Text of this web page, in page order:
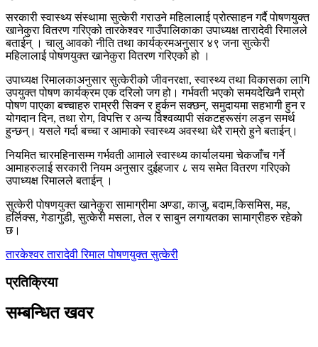
सरकारी स्वास्थ्य संस्थामा सुत्केरी गराउने महिलालाई प्रोत्साहन गर्दै पाेषणयुक्त
खानेकुरा वितरण गरिएको तारकेश्वर गाउँपालिकाका उपाध्यक्ष तारादेवी रिमालले
बताईन् । चालु आवको नीति तथा कार्यक्रमअनुसार ४९ जना सुत्केरी
महिलालाई पोषणयुक्त खानेकुरा वितरण गरिएको हो ।
उपाध्यक्ष रिमालकाअनुसार सुत्केरीको जीवनरक्षा, स्वास्थ्य तथा विकासका लागि
उपयुक्त पोषण कार्यक्रम एक दरिलो जग हो। गर्भवती भएकाे समयदेखिनै राम्रो
पोषण पाएका बच्चाहरु राम्ररी सिक्न र हुर्कन सक्छन्, समुदायमा सहभागी हुन र
योगदान दिन, तथा रोग, विपत्ति र अन्य विश्वव्यापी संकटहरूसंग लड्न समर्थ
हुन्छन्। यसले गर्दा बच्चा र आमाकाे स्वास्थ्य अवस्था धेरै राम्राे हुने बताईन्।
नियमित चारमहिनासम्म गर्भवती आमाले स्वास्थ्य कार्यालयमा चेकजाँच गर्ने
आमाहरुलाई सरकारी नियम अनुसार दुईहजार ८ सय समेत वितरण गरिएकाे
उपाध्यक्ष रिमालले बताईन् ।
सुत्केरी पाेषणयुक्त खानेकुरा सामाग्रीमा अण्डा, काजु, बदाम,किसमिस, मह,
हर्लिक्स, गेडागुडी, सुत्केरी मसला, तेल र साबुन लगायतका सामाग्रीहरु रहेकाे
छ।
तारकेश्वरतारादेवी रिमालपाेषणयुक्तसुत्केरी
प्रतिक्रिया
सम्बन्धित खवर